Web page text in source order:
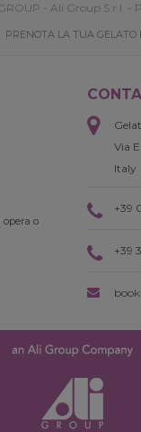
- Ali Group S.r.l. -
PRENOTA LA TUA GELATO
o
Via
Italy
+39
+39